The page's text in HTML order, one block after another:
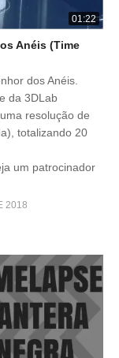
01:22
Anéis (Time
dos Anéis.
da 3DLab
resolução de
totalizando 20
um patrocinador
2018